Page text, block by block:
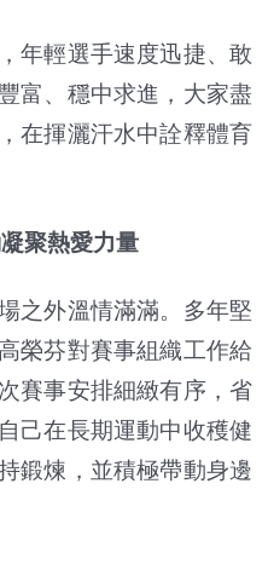
年輕選手速度迅捷、敢
富、穩中求進，大家盡
在揮灑汗水中詮釋體育
聚熱愛力量
之外溫情滿滿。多年堅
榮芬對賽事組織工作給
賽事安排細緻有序，省
己在長期運動中收穫健
鍛煉，並積極帶動身邊